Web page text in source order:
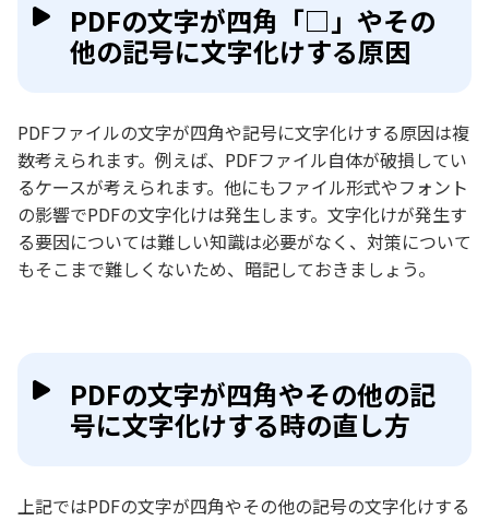
PDFの文字が四角「□」やその
他の記号に文字化けする原因
PDFファイルの文字が四角や記号に文字化けする原因は複
数考えられます。例えば、PDFファイル自体が破損してい
るケースが考えられます。他にもファイル形式やフォント
の影響でPDFの文字化けは発生します。文字化けが発生す
る要因については難しい知識は必要がなく、対策について
もそこまで難しくないため、暗記しておきましょう。
PDFの文字が四角やその他の記
号に文字化けする時の直し方
上記ではPDFの文字が四角やその他の記号の文字化けする